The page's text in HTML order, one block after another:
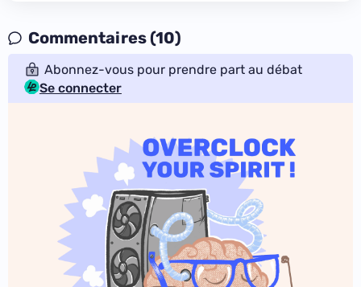
Commentaires (10)
Abonnez-vous pour prendre part au débat
Se connecter